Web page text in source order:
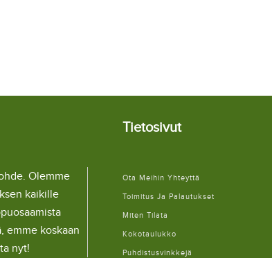
Olemme
kaikille
emme koskaan
nyt!
Tietosivut
Ota Meihin Yhteyttä
Toimitus Ja Palautukset
Miten Tilata
Kokotaulukko
Puhdistusvinkkejä